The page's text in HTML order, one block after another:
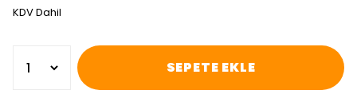
KDV Dahil
SEPETE EKLE